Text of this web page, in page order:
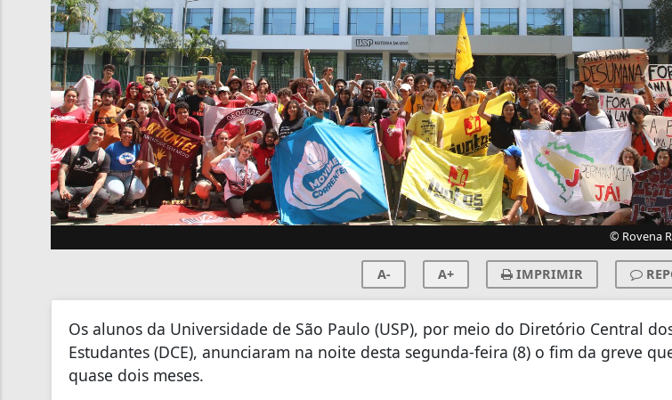
© Rovena
A- A+ IMPRIMIR
Os alunos da Universidade de São Paulo (USP), por meio do Diretório Central
Estudantes (DCE), anunciaram na noite desta segunda-feira (8) o fim da greve
quase dois meses.